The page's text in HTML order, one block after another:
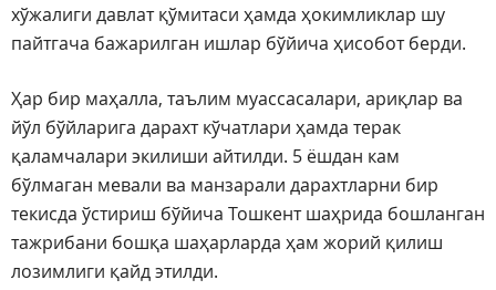
хўжалиги давлат қўмитаси ҳамда ҳокимликлар шу
пайтгача бажарилган ишлар бўйича ҳисобот берди.
Ҳар бир маҳалла, таълим муассасалари, ариқлар ва
йўл бўйларига дарахт кўчатлари ҳамда терак
қаламчалари экилиши айтилди. 5 ёшдан кам
бўлмаган мевали ва манзарали дарахтларни бир
текисда ўстириш бўйича Тошкент шаҳрида бошланган
тажрибани бошқа шаҳарларда ҳам жорий қилиш
лозимлиги қайд этилди.